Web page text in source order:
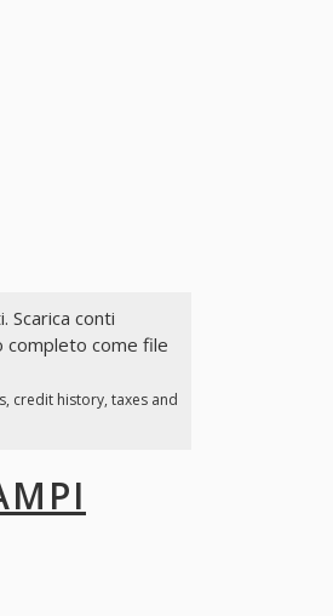
Scarica conti
completo come file
credit history, taxes and